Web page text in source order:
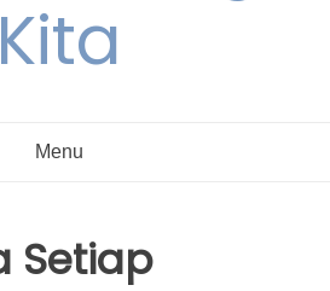
Kita
Menu
Setiap